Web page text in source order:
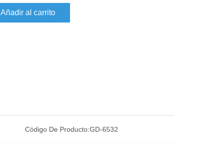
Añadir al carrito
Código De Producto:GD-6532